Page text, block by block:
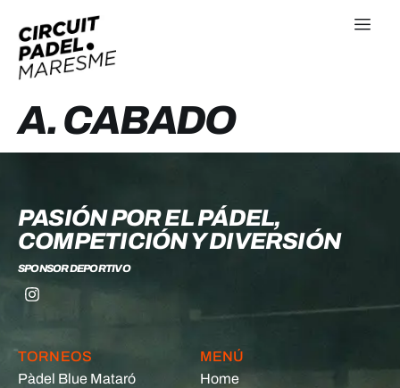
A. CABADO
PASIÓN POR EL PÁDEL,
COMPETICIÓN Y DIVERSIÓN
SPONSOR DEPORTIVO
TORNEOS
Pàdel Blue Mataró
MENÚ
Home